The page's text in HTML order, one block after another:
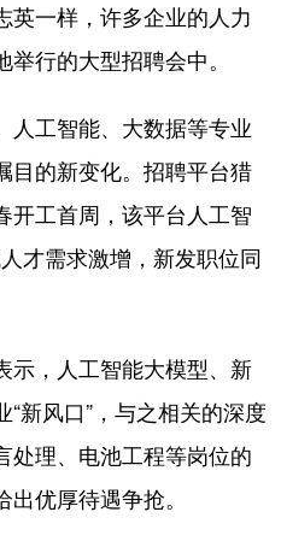
英一样，许多企业的人力
行的大型招聘会中。
工智能、大数据等专业
目的新变化。招聘平台猎
开工首周，该平台人工智
才需求激增，新发职位同
，人工智能大模型、新
新风口”，与之相关的深度
处理、电池工程等岗位的
优厚待遇争抢。